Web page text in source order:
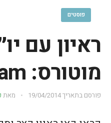
פוסטים
ראיון עם
מוטורס: Allan Bartlam
פורסם בתאריך19/04/2014 מאת